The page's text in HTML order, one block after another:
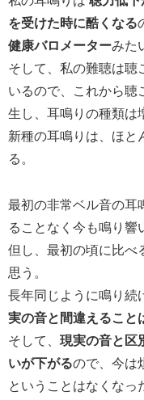
を受けた時に酷くなる
健康バロメーターみた
そして、私の難聴は聴
いるので、これから聴
生し、耳鳴りの種類は
新種の耳鳴りは、ほと
る。
最初の非常ベル音の耳
ることなく今も鳴り響
但し、最初の頃に比べ
思う。
長年同じように鳴り続
実の音と間違えること
そして、 現実の音と区
いが下がるので、今は
ということはなくなっ